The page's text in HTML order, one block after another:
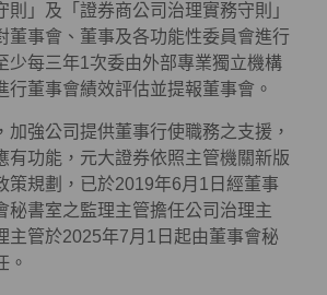
則」及「證券商公司治理實務守則」
董事會、董事及各功能性委員會進行
少每三年1次委由外部專業獨立機構
行董事會績效評估並提報董事會。
加強公司提供董事行使職務之支援，
有功能，元大證券依照主管機關新版
策規劃，已於2019年6月1日經董事
秘書室之監理主管擔任公司治理主
主管於2025年7月1日起由董事會秘
。